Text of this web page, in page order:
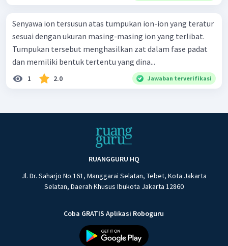
Senyawa ion tersusun atas tumpukan ion-ion yang teratur
sesuai dengan ukuran masing-masing ion yang terlibat.
Tumpukan tersebut menghasilkan zat dalam fase padat
dan memiliki bentuk tertentu yang dina...
1 2.0 Jawaban terverifikasi
RUANGGURU HQ
Jl. Dr. Saharjo No.161, Manggarai Selatan, Tebet, Kota Jakarta
Selatan, Daerah Khusus Ibukota Jakarta 12860
Coba GRATIS Aplikasi Roboguru